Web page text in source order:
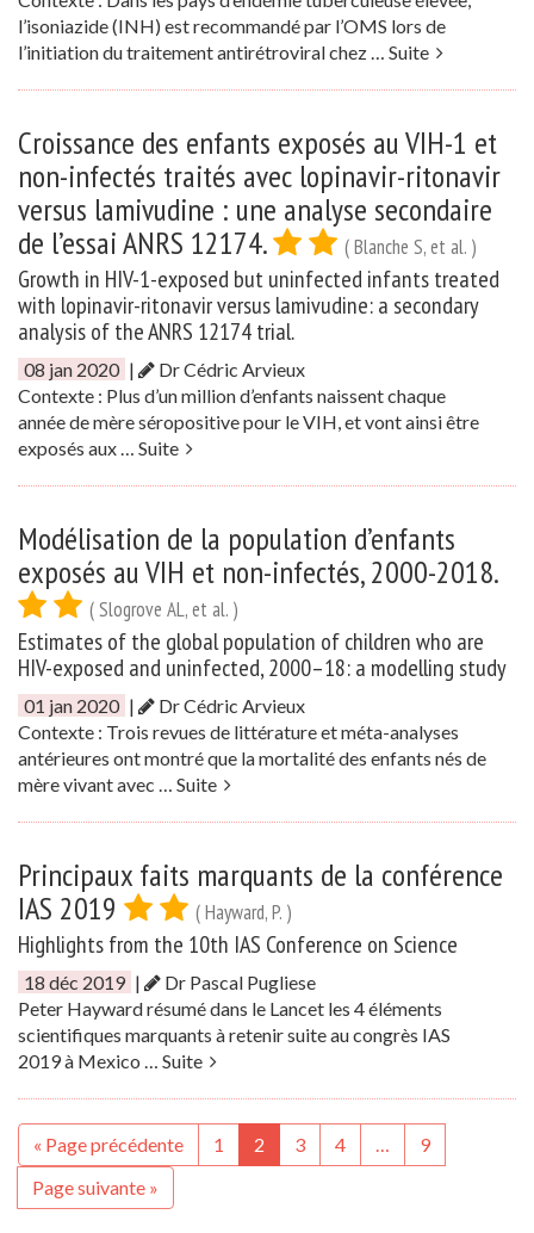
l’isoniazide (INH) est recommandé par l’OMS lors de
l’initiation du traitement antirétroviral chez … Suite
Croissance des enfants exposés au VIH-1 et
non-infectés traités avec lopinavir-ritonavir
versus lamivudine : une analyse secondaire
de l’essai ANRS 12174.
( Blanche S, et al. )
Growth in HIV-1-exposed but uninfected infants treated
with lopinavir-ritonavir versus lamivudine: a secondary
analysis of the ANRS 12174 trial.
08 jan 2020 |
Dr Cédric Arvieux
Contexte : Plus d’un million d’enfants naissent chaque
année de mère séropositive pour le VIH, et vont ainsi être
exposés aux … Suite
Modélisation de la population d’enfants
exposés au VIH et non-infectés, 2000-2018.
( Slogrove AL, et al. )
Estimates of the global population of children who are
HIV-exposed and uninfected, 2000–18: a modelling study
01 jan 2020 |
Dr Cédric Arvieux
Contexte : Trois revues de littérature et méta-analyses
antérieures ont montré que la mortalité des enfants nés de
mère vivant avec … Suite
Principaux faits marquants de la conférence
IAS 2019
( Hayward, P. )
Highlights from the 10th IAS Conference on Science
18 déc 2019 |
Dr Pascal Pugliese
Peter Hayward résumé dans le Lancet les 4 éléments
scientifiques marquants à retenir suite au congrès IAS
2019 à Mexico … Suite
« Page précédente 1 2 3 4 …
9
Page suivante »